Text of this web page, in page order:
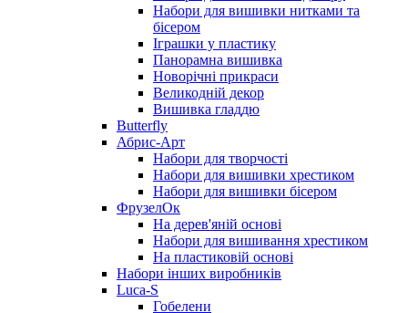
Набори для вишивки нитками та
бісером
Іграшки у пластику
Панорамна вишивка
Новорічні прикраси
Великодній декор
Вишивка гладдю
Butterfly
Абрис-Арт
Набори для творчості
Набори для вишивки хрестиком
Набори для вишивки бісером
ФрузелОк
На дерев'яній основі
Набори для вишивання хрестиком
На пластиковій основі
Набори інших виробників
Luca-S
Гобелени